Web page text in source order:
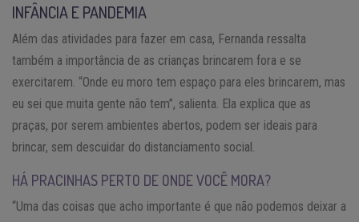
INFÂNCIA E PANDEMIA
Além das atividades para fazer em casa, Fernanda ressalta
também a importância de as crianças brincarem fora e se
exercitarem. “Onde eu moro tem espaço para eles brincarem, mas
eu sei que muita gente não tem”, salienta. Ela explica que as
praças, por serem ambientes abertos, podem ser ideais para
brincar, sem descuidar do distanciamento social.
HÁ PRACINHAS PERTO DE ONDE VOCÊ MORA?
“Uma das coisas que acho importante é que não podemos deixar a